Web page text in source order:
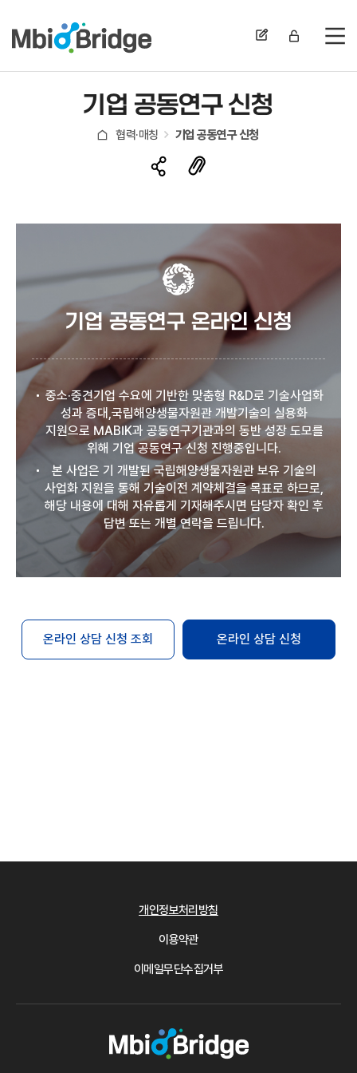
전
기업 공동연구 신청
협력·매칭 기업 공동연구 신청
기업 공동연구 온라인 신청
중소·중견기업 수요에 기반한 맞춤형 R&D로 기술사업화
성과 증대,국립해양생물자원관 개발기술의 실용화
지원으로 MABIK과 공동연구기관과의 동반 성장 도모를
위해 기업 공동연구 신청 진행중입니다.
본 사업은 기 개발된 국립해양생물자원관 보유 기술의
사업화 지원을 통해 기술이전 계약체결을 목표로 하므로,
해당 내용에 대해 자유롭게 기재해주시면 담당자 확인 후
답변 또는 개별 연락을 드립니다.
온라인 상담 신청 조회 온라인 상담 신청
개인정보처리방침
이용약관
이메일무단수집거부